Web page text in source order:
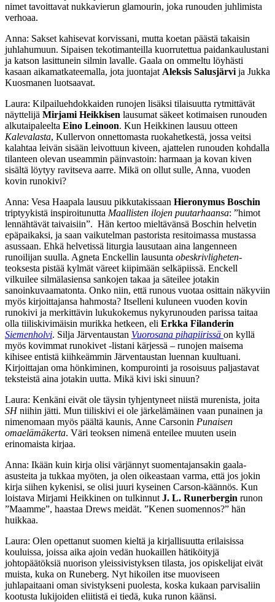
nimet tavoittavat nukkavierun glamourin, joka runouden juhlimista
verhoaa.
Anna: Sakset kahisevat korvissani, mutta koetan päästä takaisin
juhlahumuun. Sipaisen tekotimanteilla kuorrutettua paidankaulustani
ja katson lasittunein silmin lavalle. Gaala on ommeltu löyhästi
kasaan aikamatkateemalla, jota juontajat Aleksis Salusjärvi ja Jukka
Kuosmanen luotsaavat.
Laura: Kilpailuehdokkaiden runojen lisäksi tilaisuutta rytmittävät
näyttelijä Mirjami Heikkisen lausumat säkeet kotimaisen runouden
alkutaipaleelta Eino Leinoon. Kun Heikkinen lausuu otteen
Kalevalasta, Kullervon onnettomasta ruokahetkestä, jossa veitsi
kalahtaa leivän sisään leivottuun kiveen, ajattelen runouden kohdalla
tilanteen olevan useammin päinvastoin: harmaan ja kovan kiven
sisältä löytyy ravitseva aarre. Mikä on ollut sulle, Anna, vuoden
kovin runokivi?
Anna: Vesa Haapala lausuu pikkutakissaan Hieronymus Boschin
triptyykistä inspiroitunutta Maallisten ilojen puutarhaansa: ”himot
lennähtävät taivaisiin”. Hän kertoo mieltävänsä Boschin helvetin
epäpaikaksi, ja saan vaikutelman pastorista resitoimassa mustassa
asussaan. Ehkä helvetissä liturgia lausutaan aina langenneen
runoilijan suulla. Agneta Enckellin lausunta obeskrivligheten-
teoksesta pistää kylmät väreet kiipimään selkäpiissä. Enckell
vilkuilee silmälasiensa sankojen takaa ja säteilee jotakin
sanoinkuvaamatonta. Onko niin, että runous vuotaa osittain näkyviin
myös kirjoittajansa hahmosta? Itselleni kuluneen vuoden kovin
runokivi ja merkittävin lukukokemus nykyrunouden parissa taitaa
olla tiiliskivimäisin murikka hetkeen, eli Erkka Filanderin
Siemenholvi. Silja Järventaustan Vuorosana pihapiirissä on kyllä
myös kovimmat runokivet -listani kärjessä – runojen maisema
kihisee entistä kiihkeämmin Järventaustan luennan kuultuani.
Kirjoittajan oma hönkiminen, kompurointi ja rosoisuus paljastavat
teksteistä aina jotakin uutta. Mikä kivi iski sinuun?
Laura: Kenkäni eivät ole täysin tyhjentyneet niistä murenista, joita
SHniihin jätti. Mun tiiliskivi ei ole järkelämäinen vaan punainen ja
nimenomaan myös päältä kaunis, Anne Carsonin Punaisen
omaelämäkerta. Väri teoksen nimenä enteilee muuten usein
erinomaista kirjaa.
Anna: Ikään kuin kirja olisi värjännyt suomentajansakin gaala-
asusteita ja tukkaa myöten, ja olen oikeastaan varma, että jos jokin
kirja siihen kykenisi, se olisi juuri kyseinen Carson-käännös. Kun
loistava Mirjami Heikkinen on tulkinnut J. L. Runerbergin runon
”Maamme”, haastaa Drews meidät. ”Kenen suomennos?” hän
huikkaa.
Laura: Olen opettanut suomen kieltä ja kirjallisuutta erilaisissa
kouluissa, joissa aika ajoin vedän huokaillen hätiköityjä
johtopäätöksiä nuorison yleissivistyksen tilasta, jos opiskelijat eivät
muista, kuka on Runeberg. Nyt hikoilen itse muoviseen
juhlapaitaani oman sivistykseni puolesta, koska kukaan parvisaliin
kootusta lukijoiden eliitistä ei tiedä, kuka runon käänsi.